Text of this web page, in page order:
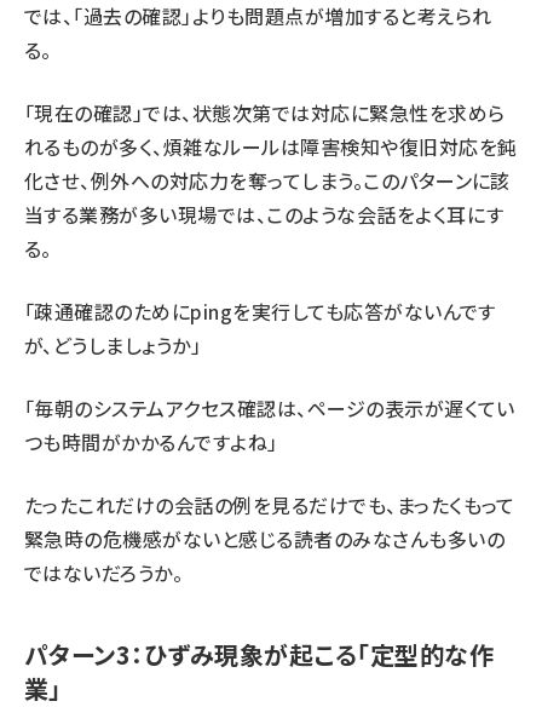
では、「過去の確認」よりも問題点が増加すると考えられ
る。
「現在の確認」では、状態次第では対応に緊急性を求めら
れるものが多く、煩雑なルールは障害検知や復旧対応を鈍
化させ、例外への対応力を奪ってしまう。このパターンに該
当する業務が多い現場では、このような会話をよく耳にす
る。
「疎通確認のためにpingを実行しても応答がないんです
が、どうしましょうか」
「毎朝のシステムアクセス確認は、ページの表示が遅くてい
つも時間がかかるんですよね」
たったこれだけの会話の例を見るだけでも、まったくもって
緊急時の危機感がないと感じる読者のみなさんも多いの
ではないだろうか。
パターン3：ひずみ現象が起こる「定型的な作
業」